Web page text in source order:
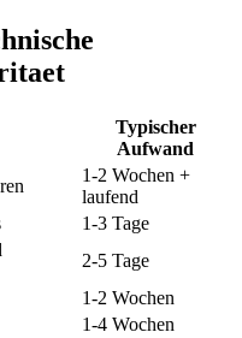
Typischer
Aufwand
1-2 Wochen +
laufend
1-3 Tage
2-5 Tage
1-2 Wochen
1-4 Wochen